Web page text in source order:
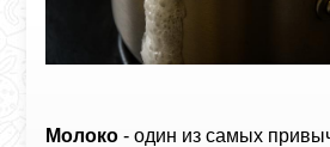
Молоко - один из самых